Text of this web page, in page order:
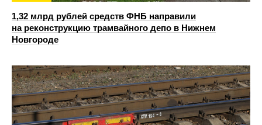
1,32 млрд рублей средств ФНБ направили
на реконструкцию трамвайного депо в Нижнем
Новгороде